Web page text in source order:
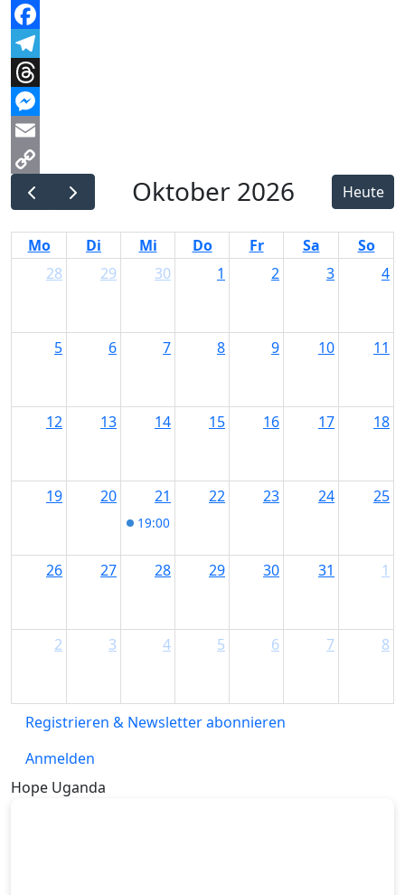
WhatsApp
Facebook
Telegram
Threads
Messenger
Email
Copy
Oktober 2026 Heute
Mo Di Mi Do Fr Sa
So
28
29 30 1 2 3 4
5 6 7 8 9 10 11
12 13 14 15 16 17 18
19 20 21
19:00
22 23 24 25
26 27 28 29 30 31 1
2 3 4 5 6 7 8
Registrieren & Newsletter abonnieren
Anmelden
Hope Uganda